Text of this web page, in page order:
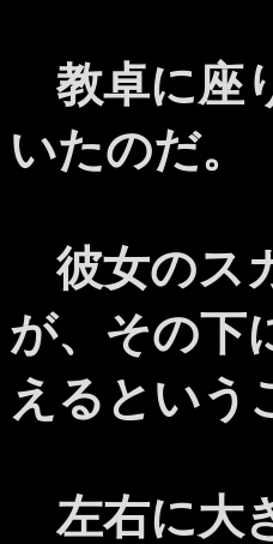
教卓に座
いたのだ。
彼女のス
が、その下
えるという
左右に大